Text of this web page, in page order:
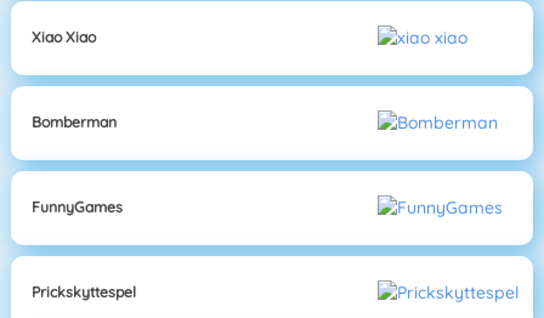
Xiao Xiao
Bomberman
FunnyGames
Prickskyttespel